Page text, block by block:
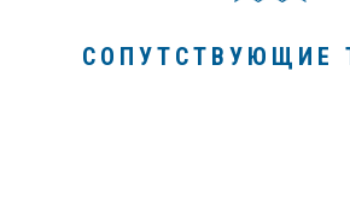
СОПУТСТВУЮЩИЕ